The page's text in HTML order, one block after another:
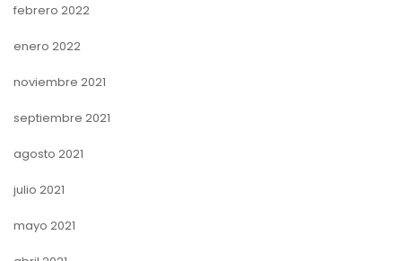
febrero 2022
enero 2022
noviembre 2021
septiembre 2021
agosto 2021
julio 2021
mayo 2021